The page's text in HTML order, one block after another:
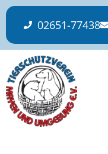
content
02651-77438